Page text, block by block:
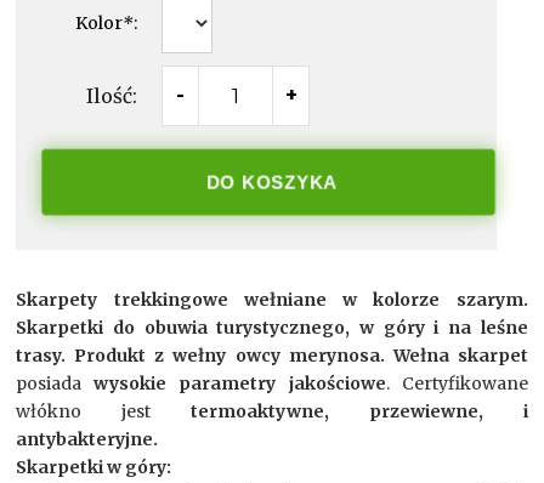
Kolor*:
Ilość: - +
DO KOSZYKA
Skarpety trekkingowe wełniane w kolorze szarym.
Skarpetki do obuwia turystycznego, w góry i na leśne
trasy. Produkt z wełny owcy merynosa. Wełna skarpet
posiadawysokie parametry jakościowe. Certyfikowane
włókno jest termoaktywne, przewiewne, i
antybakteryjne.
Skarpetki w góry: